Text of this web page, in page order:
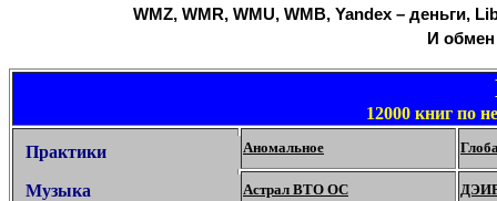
WMZ, WMR, WMU, WMB, Yandex – деньги,
И обмен
12000 книг по
Практики
Музыка
Аномальное
Астрал ВТО ОС